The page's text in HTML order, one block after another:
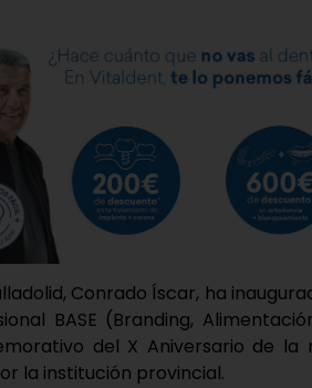
Conrado Íscar, ha
BASE (Branding,
del X Aniversario de la
la institución provincial.